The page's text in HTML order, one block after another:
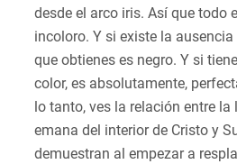
desde el arco iris. Así que todo
incoloro. Y si existe la
que obtienes es negro. Y si
color, es absolutamente,
lo tanto, ves la relación entre la
emana del interior de Cristo y
demuestran al empezar a